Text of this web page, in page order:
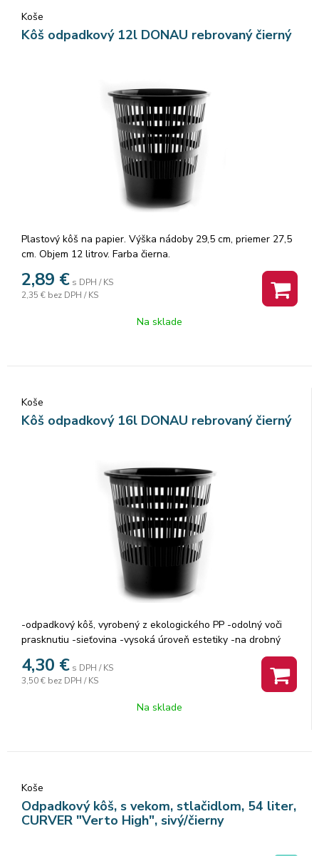
Koše
Kôš odpadkový 12l DONAU rebrovaný čierný
Plastový kôš na papier. Výška nádoby 29,5 cm, priemer 27,5
cm. Objem 12 litrov. Farba čierna.
2,89 € s DPH / KS
2,35 € bez DPH / KS
Na sklade
Koše
Kôš odpadkový 16l DONAU rebrovaný čierný
-odpadkový kôš, vyrobený z ekologického PP -odolný voči
prasknutiu -sieťovina -vysoká úroveň estetiky -na drobný
kancelársky odpad -objem: 16l -priemer: 315 mm -výška: 310
mm -farba: čierna
4,30 € s DPH / KS
3,50 € bez DPH / KS
Na sklade
Koše
Odpadkový kôš, s vekom, stlačidlom, 54 liter,
CURVER "Verto High", sivý/čierny